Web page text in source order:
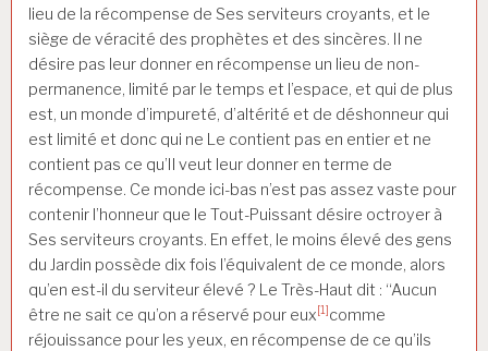
lieu de la récompense de Ses serviteurs croyants, et le
siège de véracité des prophètes et des sincères. Il ne
désire pas leur donner en récompense un lieu de non-
permanence, limité par le temps et l’espace, et qui de plus
est, un monde d’impureté, d’altérité et de déshonneur qui
est limité et donc qui ne Le contient pas en entier et ne
contient pas ce qu’Il veut leur donner en terme de
récompense. Ce monde ici-bas n’est pas assez vaste pour
contenir l’honneur que le Tout-Puissant désire octroyer à
Ses serviteurs croyants. En effet, le moins élevé des gens
du Jardin possède dix fois l’équivalent de ce monde, alors
qu’en est-il du serviteur élevé ? Le Très-Haut dit : “Aucun
être ne sait ce qu’on a réservé pour eux [1] comme
réjouissance pour les yeux, en récompense de ce qu’ils